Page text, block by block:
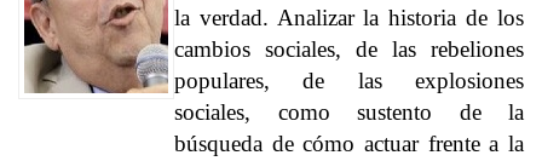
la verdad. Analizar la historia de los
cambios sociales, de las rebeliones
populares, de las explosiones
sociales, como sustento de la
búsqueda de cómo actuar frente a la